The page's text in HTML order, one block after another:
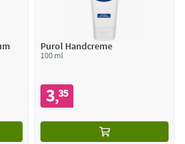
Purol Handcreme
100 ml
3,35